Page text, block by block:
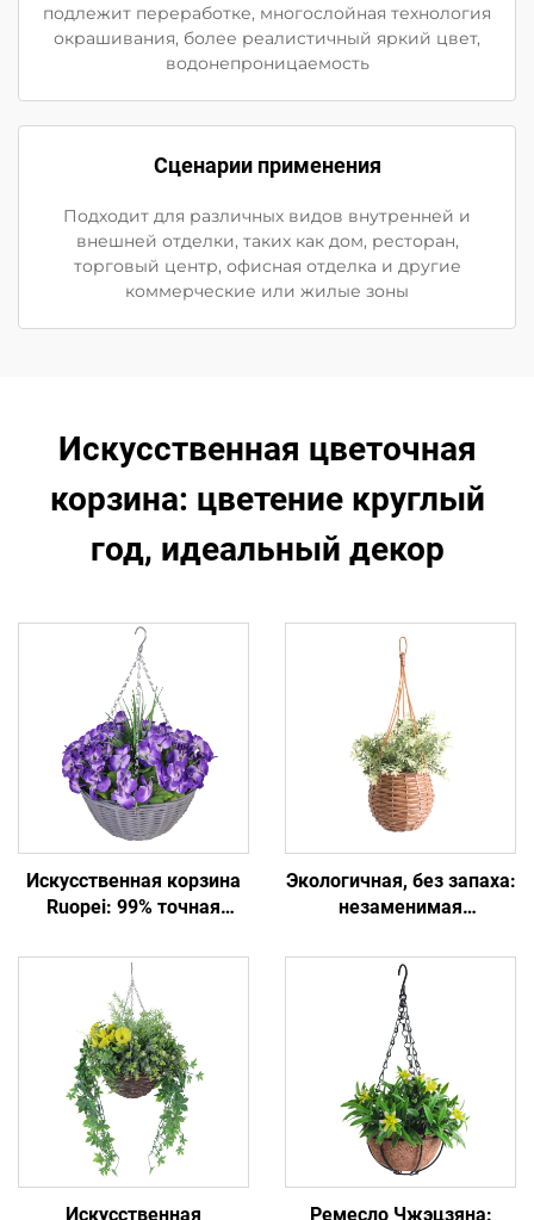
подлежит переработке, многослойная технология
окрашивания, более реалистичный яркий цвет,
водонепроницаемость
Сценарии применения
Подходит для различных видов внутренней и
внешней отделки, таких как дом, ресторан,
торговый центр, офисная отделка и другие
коммерческие или жилые зоны
Искусственная цветочная
корзина: цветение круглый
год, идеальный декор
Искусственная корзина
Ruopei: 99% точная
цветов
Экологичная, без запаха:
незаменимая
цветочная корзина
Искусственная Ремесло Чжэцзяна: